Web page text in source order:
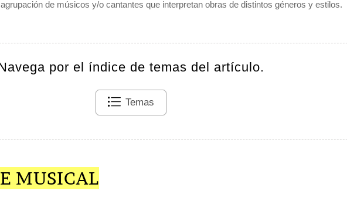
de músicos y/o cantantes que interpretan obras de distintos géneros y estilos.
por el índice de temas del artículo.
Temas
MUSICAL